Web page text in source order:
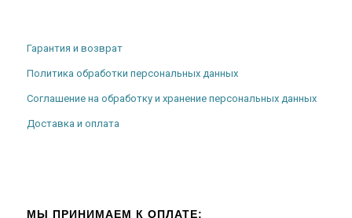
Гарантия и возврат
Политика обработки персональных данных
Соглашение на обработку и хранение персональных данных
Доставка и оплата
МЫ ПРИНИМАЕМ К ОПЛАТЕ: